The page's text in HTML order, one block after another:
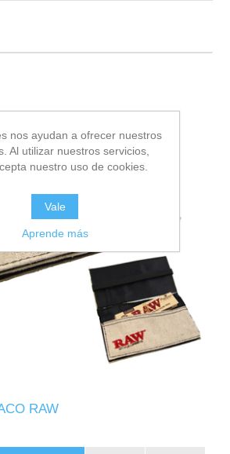
RAW
nos ayudan a ofrecer nuestros
Al utilizar nuestros servicios,
nuestro uso de cookies.
Vale
Aprende más